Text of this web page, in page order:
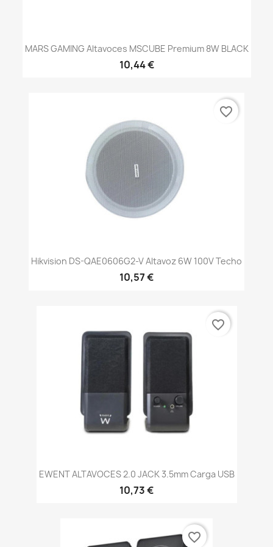
MARS GAMING Altavoces MSCUBE Premium 8W BLACK
10,44 €
Hikvision DS-QAE0606G2-V Altavoz 6W 100V Techo
10,57 €
favorite_border
EWENT ALTAVOCES 2.0 JACK 3.5mm Carga USB
10,73 €
favorite_border
favorite_border